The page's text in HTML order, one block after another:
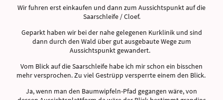
Wir fuhren erst einkaufen und dann zum Aussichtspunkt auf die
Saarschleife / Cloef.
Geparkt haben wir bei der nahe gelegenen Kurklinik und sind
dann durch den Wald über gut ausgebaute Wege zum
Aussichtspunkt gewandert.
Vom Blick auf die Saarschleife habe ich mir schon ein bisschen
mehr versprochen. Zu viel Gestrüpp versperrte einem den Blick.
Ja, wenn man den Baumwipfeln-Pfad gegangen wäre, von